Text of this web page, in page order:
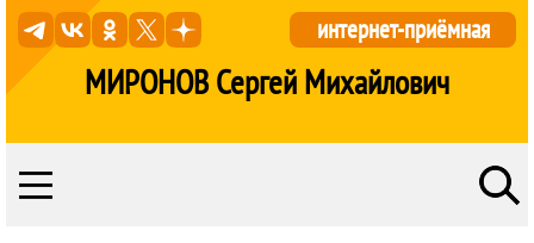
МИРОНОВ Сергей Михайлович
интернет-приёмная